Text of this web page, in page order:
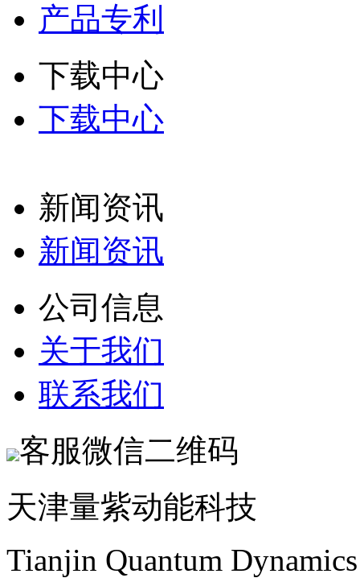
产品专利
下载中心
下载中心
新闻资讯
新闻资讯
公司信息
关于我们
联系我们
客服微信二维码
天津量紫动能科技
Tianjin Quantum